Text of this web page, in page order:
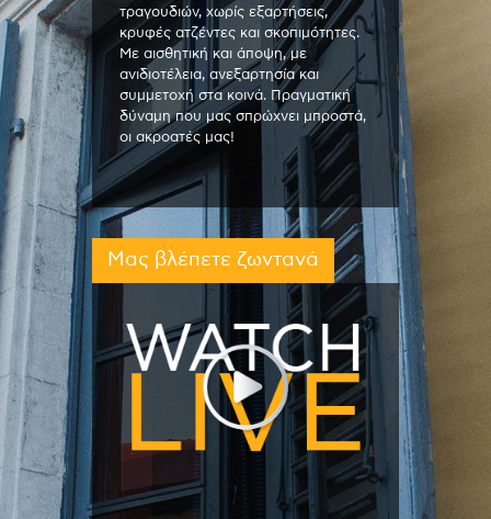
τραγουδιών, χωρίς εξαρτήσεις,
κρυφές ατζέντες και σκοπιμότητες.
Με αισθητική και άποψη, με
ανιδιοτέλεια, ανεξαρτησία και
συμμετοχή στα κοινά. Πραγματική
δύναμη που μας σπρώχνει μπροστά,
οι ακροατές μας!
Μας βλέπετε ζωντανά